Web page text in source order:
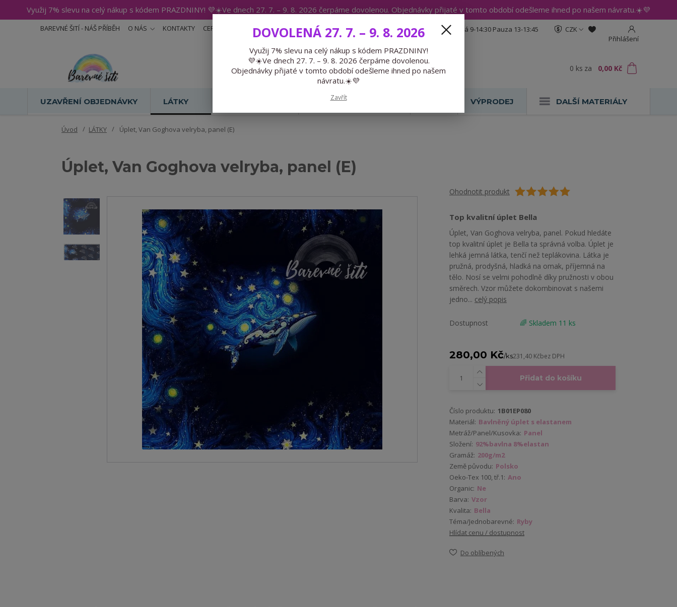
Využij 7% slevu na celý nákup s kódem PRAZDNINY! 💜☀️Ve dnech 27. 7. – 9. 8. 2026 čerpáme dovolenou. Objednávky přijaté v tomto období odešleme ihned po našem návratu.☀️💜
BAREVNÉ ŠITÍ - NÁŠ PŘÍBĚH O NÁS KONTAKTY CERTIFIKÁTY BLOG
CZK
Přihlášení
Hledat
Expedice 775 866 913 Po-Čt 9-15:30 Pá 9-14:30 Pauza 13-13:45
0 ks za 0,00 Kč
UZAVŘENÍ OBJEDNÁVKY LÁTKY PŘEDOBJEDNÁVKY VÝPRODEJ DALŠÍ MATERIÁLY
Úvod LÁTKY Úplet, Van Goghova velryba, panel (E)
Úplet, Van Goghova velryba, panel (E)
Ohodnotit produkt
Top kvalitní úplet Bella
Úplet, Van Goghova velryba, panel. Pokud hledáte
top kvalitní úplet je Bella ta správná volba. Úplet je
lehká jemná látka, tenčí než teplákovina. Látka je
pružná, prodyšná, hladká na omak, příjemná na
tělo. Nosí se velmi pohodlně díky pružnosti v obou
směrech. Vzor můžete dokombinovat s našemi
jedno... celý popis
Dostupnost 🌈 Skladem 11 ks
280,00 Kč/ks231,40 Kčbez DPH
Přidat do košíku
Číslo produktu: 1B01EP080
Materiál: Bavlněný úplet s elastanem
Metráž/Panel/Kusovka: Panel
Složení: 92%bavlna 8%elastan
Gramáž: 200g/m2
Země původu: Polsko
Oeko-Tex 100, tř.1: Ano
Organic: Ne
Barva: Vzor
Kvalita: Bella
Téma/Jednobarevné: Ryby
Hlídat cenu / dostupnost
Do oblíbených
DOVOLENÁ 27. 7. – 9. 8. 2026
Využij 7% slevu na celý nákup s kódem PRAZDNINY!
💜☀️Ve dnech 27. 7. – 9. 8. 2026 čerpáme dovolenou.
Objednávky přijaté v tomto období odešleme ihned po našem
návratu.☀️💜
Zavřít